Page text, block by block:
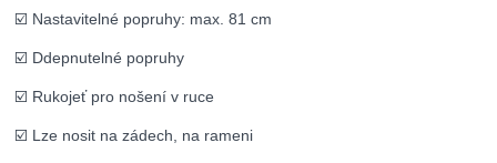
☑️ Nastavitelné popruhy: max. 81 cm
☑️ Ddepnutelné popruhy
☑️ Rukojeť pro nošení v ruce
☑️ Lze nosit na zádech, na rameni